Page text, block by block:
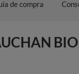
de compra